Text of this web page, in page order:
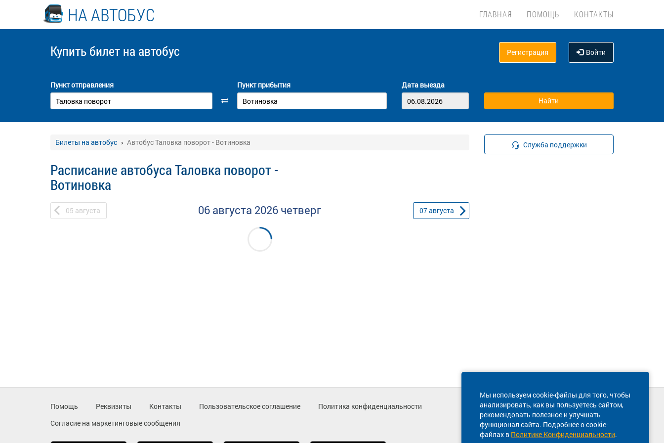
НА АВТОБУС ГЛАВНАЯ ПОМОЩЬ КОНТАКТЫ
Купить билет на автобус Регистрация Войти
Пункт отправления Пункт прибытия Дата выезда
Билеты на автобус Автобус Таловка поворот - Вотиновка
Расписание автобуса Таловка поворот -
Вотиновка
05 августа 06 августа 2026 четверг 07августа
Служба поддержки
Мы используем cookie-файлы для того, чтобы
анализировать, как вы пользуетесь сайтом,
рекомендовать полезное и улучшать
функционал сайта. Подробнее о cookie-
файлах в Политике Конфиденциальности.
Помощь Реквизиты Контакты Пользовательское соглашение
Политика конфиденциальности
Согласие на маркетинговые сообщения
Техническая поддержка сайта
8 800 600-03-38